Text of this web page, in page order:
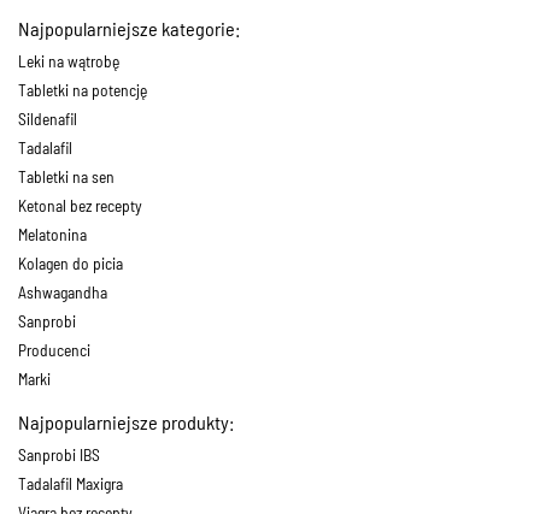
Najpopularniejsze kategorie:
Leki na wątrobę
Tabletki na potencję
Sildenafil
Tadalafil
Tabletki na sen
Ketonal bez recepty
Melatonina
Kolagen do picia
Ashwagandha
Sanprobi
Producenci
Marki
Najpopularniejsze produkty:
Sanprobi IBS
Tadalafil Maxigra